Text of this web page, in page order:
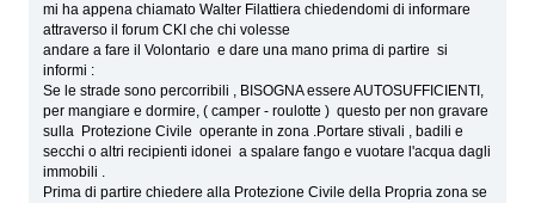
mi ha appena chiamato Walter Filattiera chiedendomi di informare
attraverso il forum CKI che chi volesse
andare a fare il Volontario e dare una mano prima di partire si
informi :
Se le strade sono percorribili , BISOGNA essere AUTOSUFFICIENTI,
per mangiare e dormire, ( camper - roulotte ) questo per non gravare
sulla Protezione Civile operante in zona .Portare stivali , badili e
secchi o altri recipienti idonei a spalare fango e vuotare l'acqua dagli
immobili .
Prima di partire chiedere alla Protezione Civile della Propria zona se